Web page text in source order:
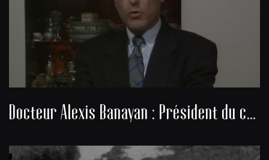
Docteur Alexis Banayan : Président du consistoire de la communauté juive de Bordeaux